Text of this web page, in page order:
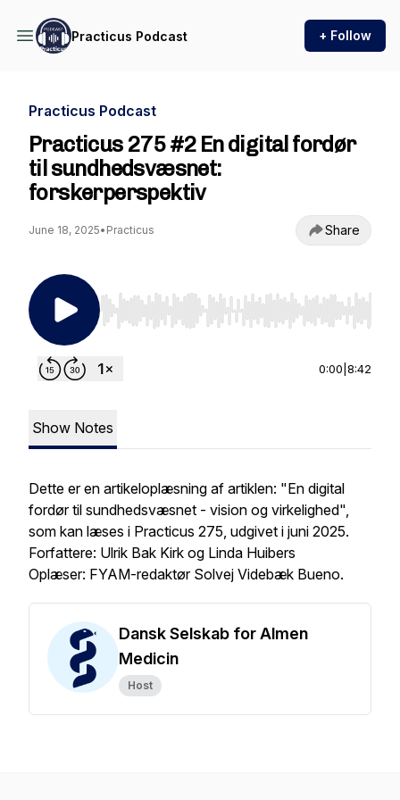
Practicus Podcast + Follow
Practicus Podcast
Practicus 275 #2 En digital fordør
til sundhedsvæsnet:
forskerperspektiv
June 18, 2025• Practicus Share
Use Left/Right to seek, Home/End to jump to
0:00 8:42
Show Notes
Dette er en artikeloplæsning af artiklen: "En digital
fordør til sundhedsvæsnet - vision og virkelighed",
som kan læses i Practicus 275, udgivet i juni 2025.
Forfattere: Ulrik Bak Kirk og Linda Huibers
Oplæser: FYAM-redaktør Solvej Videbæk Bueno.
Dansk Selskab for Almen
Medicin
Host